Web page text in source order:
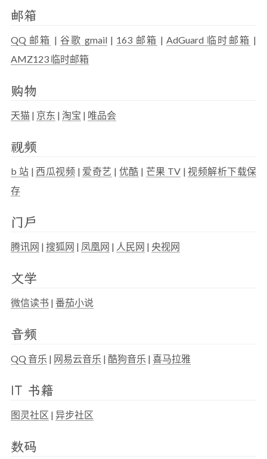
邮箱
QQ 邮箱 | 谷歌 gmail | 163 邮箱 |AdGuard 临时邮箱 |
AMZ123 临时邮箱
购物
天猫 | 京东 | 淘宝 | 唯品会
视频
b 站 | 西瓜视频 | 爱奇艺 | 优酷 | 芒果 TV | 视频解析下载保
存
门户
腾讯网 | 搜狐网 | 凤凰网 | 人民网 | 央视网
文学
微信读书 | 番茄小说
音频
QQ 音乐 | 网易云音乐 | 酷狗音乐 | 喜马拉雅
IT 书籍
图灵社区 | 异步社区
数码